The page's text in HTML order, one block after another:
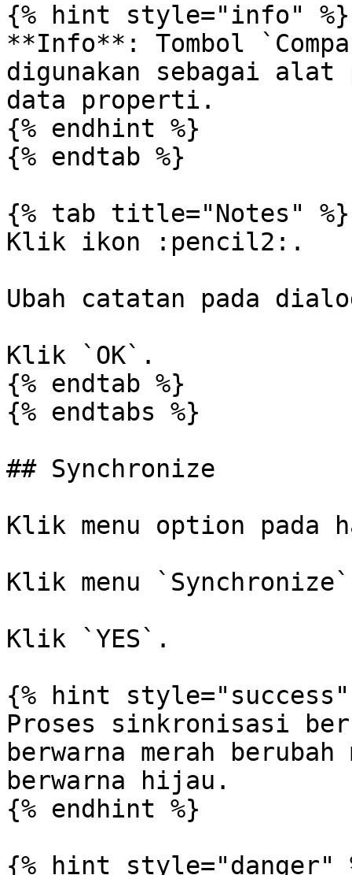
{% hint style="info" %}
**Info**: Tombol
digunakan sebagai alat
data properti.
{% endhint %}
{% endtab %}
{% tab title="Notes" %}
Klik ikon :pencil2:.
Ubah catatan pada
Klik `OK`.
{% endtab %}
{% endtabs %}
## Synchronize
Klik menu option pada
Klik menu
Klik `YES`.
{% hint style="success"
Proses sinkronisasi
berwarna merah
berwarna hijau.
{% endhint %}
{% hint style="danger"